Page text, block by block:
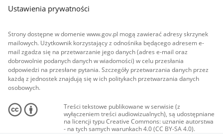
Ustawienia prywatności
Strony dostępne w domenie www.gov.pl mogą zawierać adresy skrzynek
mailowych. Użytkownik korzystający z odnośnika będącego adresem e-
mail zgadza się na przetwarzanie jego danych (adres e-mail oraz
dobrowolnie podanych danych w wiadomości) w celu przesłania
odpowiedzi na przesłane pytania. Szczegóły przetwarzania danych przez
każdą z jednostek znajdują się w ich politykach przetwarzania danych
osobowych.
Treści tekstowe publikowane w serwisie (z
wyłączeniem treści audiowizualnych), są udostępniane
na licencji typu Creative Commons: uznanie autorstwa
- na tych samych warunkach 4.0 (CC BY-SA 4.0).
Materiały audiowizualne, w tym zdjęcia, materiały